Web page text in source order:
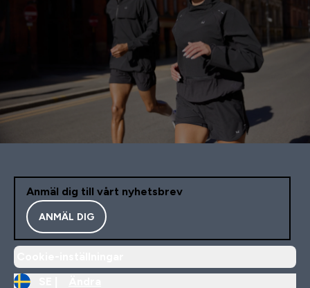
Anmäl dig till vårt nyhetsbrev
ANMÄL DIG